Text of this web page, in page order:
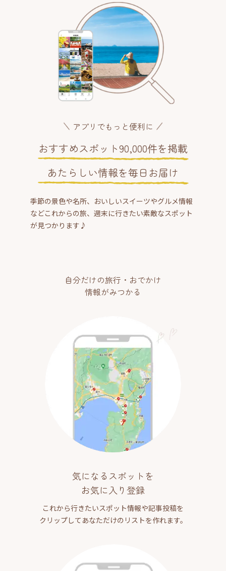
アプリでもっと便利に
おすすめスポット90,000件を掲載
あたらしい情報を毎日お届け
季節の景色や名所、おいしいスイーツやグルメ情報
などこれからの旅、週末に行きたい素敵なスポット
が見つかります♪
自分だけの旅行・おでかけ
情報がみつかる
気になるスポットを
お気に入り登録
これから行きたいスポット情報や記事投稿を
クリップしてあなただけのリストを作れます。